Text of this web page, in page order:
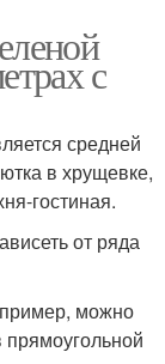
с
средней
в хрущевке,
гостиная.
от ряда
можно
прямоугольной